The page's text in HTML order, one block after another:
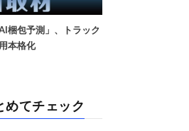
梱包予測」、トラック
本格化
めてチェック